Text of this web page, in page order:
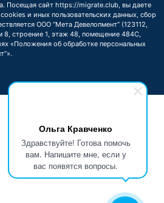
Ольга Кравченко
Здравствуйте! Готова помочь
вам. Напишите мне, если у
вас появятся вопросы.
Посещая сайт https://migrate.club, вы даете
и иных пользовательских данных, сбор
ООО “Мета Девелопмент” (123112,
8, строение 1, этаж 48, помещение 484С,
«Положения об обработке персональных
.